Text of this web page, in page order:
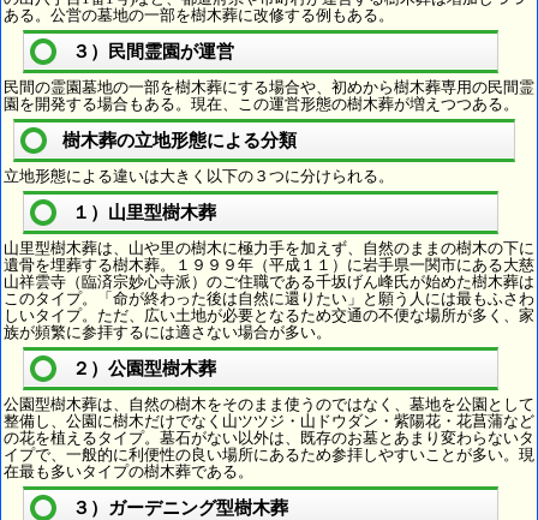
ある。公営の墓地の一部を樹木葬に改修する例もある。
３）民間霊園が運営
民間の霊園墓地の一部を樹木葬にする場合や、初めから樹木葬専用の民間霊
園を開発する場合もある。現在、この運営形態の樹木葬が増えつつある。
樹木葬の立地形態による分類
立地形態による違いは大きく以下の３つに分けられる。
１）山里型樹木葬
山里型樹木葬は、山や里の樹木に極力手を加えず、自然のままの樹木の下に
遺骨を埋葬する樹木葬。１９９９年（平成１１）に岩手県一関市にある大慈
山祥雲寺（臨済宗妙心寺派）のご住職である千坂げん峰氏が始めた樹木葬は
このタイプ。「命が終わった後は自然に還りたい」と願う人には最もふさわ
しいタイプ。ただ、広い土地が必要となるため交通の不便な場所が多く、家
族が頻繁に参拝するには適さない場合が多い。
２）公園型樹木葬
公園型樹木葬は、自然の樹木をそのまま使うのではなく、墓地を公園として
整備し、公園に樹木だけでなく山ツツジ・山ドウダン・紫陽花・花菖蒲など
の花を植えるタイプ。墓石がない以外は、既存のお墓とあまり変わらないタ
イプで、一般的に利便性の良い場所にあるため参拝しやすいことが多い。現
在最も多いタイプの樹木葬である。
３）ガーデニング型樹木葬